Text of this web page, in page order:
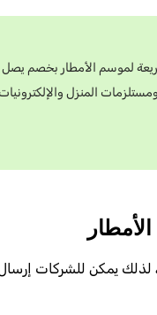
بخصم يصل إلى 50٪ على عناصر
المنزل
يمكن للشركات